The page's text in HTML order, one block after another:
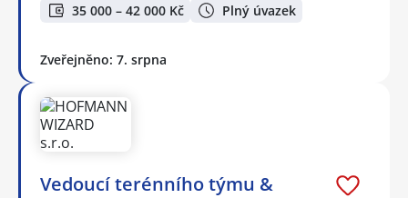
35 000 – 42 000 Kč Plný úvazek
Zveřejněno: 7. srpna
Vedoucí terénního týmu &